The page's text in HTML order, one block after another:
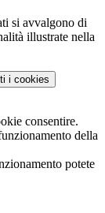
si avvalgono di
illustrate nella
i cookies
consentire.
della
potete